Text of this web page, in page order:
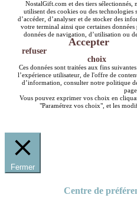
NostalGift.com et des tiers sélectionnés,
utilisent des cookies ou des technologies
d’accéder, d’analyser et de stocker des
votre terminal ainsi que certaines données
données de navigation, d’utilisation ou
Accepter
refuser
choix
Ces données sont traitées aux fins
l’expérience utilisateur, de l'offre de
d’information, consulter notre politique
Vous pouvez exprimer vos choix en
"Paramétrez vos choix", et les
Fermer
Centre de